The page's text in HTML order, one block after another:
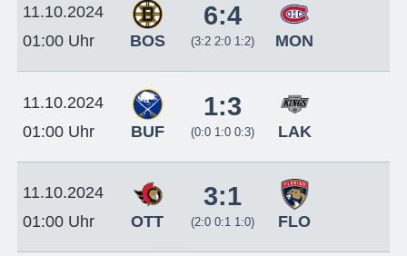
11.10.2024
01:00 Uhr
BOS
6:4
(3:2 2:0 1:2) MON
11.10.2024
01:00 Uhr
BUF
1:3
(0:0 1:0 0:3) LAK
11.10.2024
01:00 Uhr
OTT
3:1
(2:0 0:1 1:0) FLO